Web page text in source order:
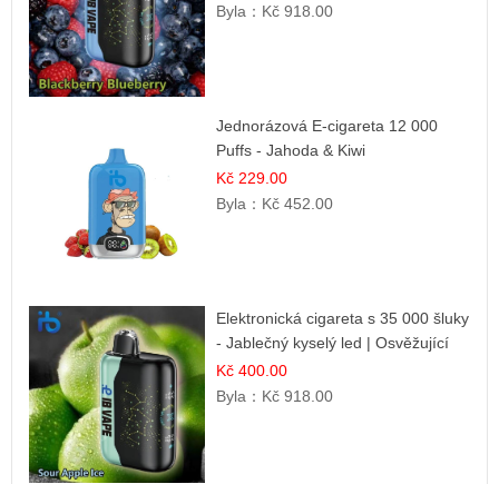
Byla： Kč 918.00
Jednorázová E-cigareta 12 000
Puffs - Jahoda & Kiwi
Kč 229.00
Byla： Kč 452.00
Elektronická cigareta s 35 000 šluky
- Jablečný kyselý led | Osvěžující
kyselá jablka
Kč 400.00
Byla： Kč 918.00